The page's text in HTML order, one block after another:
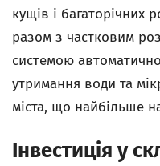
кущів і багаторічних
разом з частковим
системою
утримання води та
міста, що найбільше
Інвестиція у